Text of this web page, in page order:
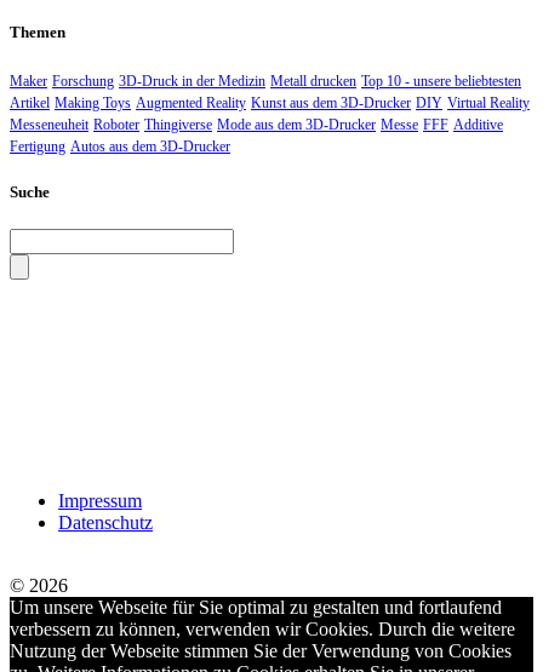
Themen
Maker Forschung 3D-Druck in der Medizin Metall drucken Top 10 - unsere beliebtesten
Artikel Making Toys Augmented Reality Kunst aus dem 3D-Drucker DIY Virtual Reality
Messeneuheit Roboter Thingiverse Mode aus dem 3D-Drucker Messe FFF Additive
Fertigung Autos aus dem 3D-Drucker
Suche
Impressum
Datenschutz
© 2026
Um unsere Webseite für Sie optimal zu gestalten und fortlaufend
verbessern zu können, verwenden wir Cookies. Durch die weitere
Nutzung der Webseite stimmen Sie der Verwendung von Cookies